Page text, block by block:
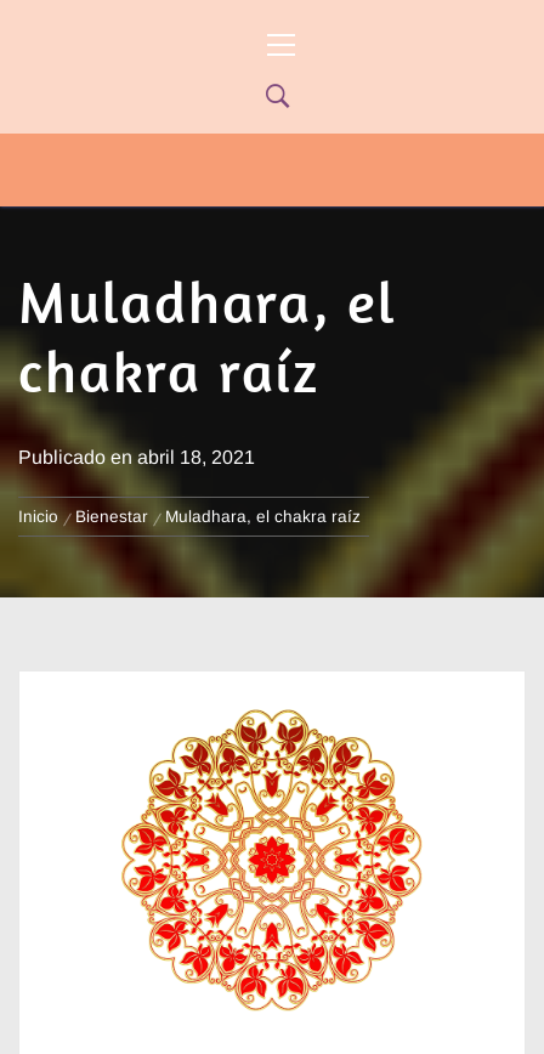
principal
ONCE PARANÁ YOUTUBE/PYPNEWS –
Muladhara, el
chakra raíz
Publicado en abril 18, 2021
Inicio Bienestar Muladhara, el chakra raíz